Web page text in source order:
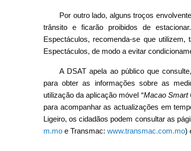
Por outro lado, alguns troços
trânsito e ficarão proibidos de
Espectáculos, recomenda-se que
Espectáculos, de modo a evitar
A DSAT apela ao público que
para obter as informações sobre as
utilização da aplicação móvel “Macao Smart
para acompanhar as actualizações em
Ligeiro, os cidadãos podem consultar as
m.mo e Transmac: www.transmac.com.mo)